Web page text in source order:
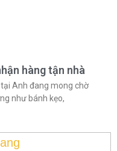
hàng tận nhà
Anh đang mong chờ
như bánh kẹo,